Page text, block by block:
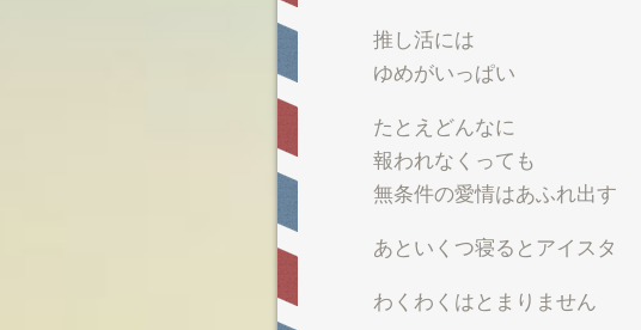
推し活には
ゆめがいっぱい
たとえどんなに
報われなくっても
無条件の愛情はあふれ出す
あといくつ寝るとアイスタ
わくわくはとまりません